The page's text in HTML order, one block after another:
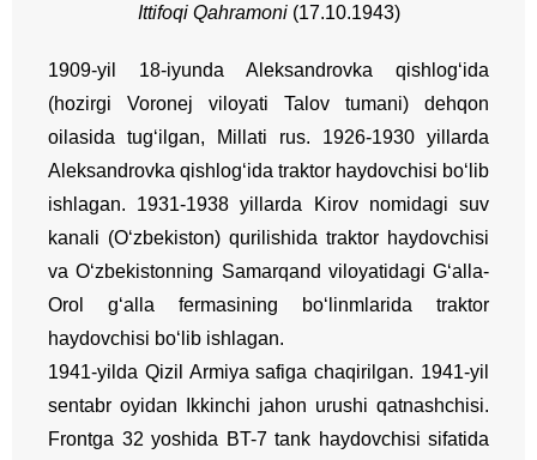
Ittifoqi Qahramoni (17.10.1943)
1909-yil 18-iyunda Aleksandrovka qishlog‘ida
(hozirgi Voronej viloyati Talov tumani) dehqon
oilasida tug‘ilgan, Millati rus. 1926-1930 yillarda
Aleksandrovka qishlog‘ida traktor haydovchisi bo‘lib
ishlagan. 1931-1938 yillarda Kirov nomidagi suv
kanali (O‘zbekiston) qurilishida traktor haydovchisi
va O‘zbekistonning Samarqand viloyatidagi G‘alla-
Orol g‘alla fermasining bo‘linmlarida traktor
haydovchisi bo‘lib ishlagan.
1941-yilda Qizil Armiya safiga chaqirilgan. 1941-yil
sentabr oyidan Ikkinchi jahon urushi qatnashchisi.
Frontga 32 yoshida BT-7 tank haydovchisi sifatida